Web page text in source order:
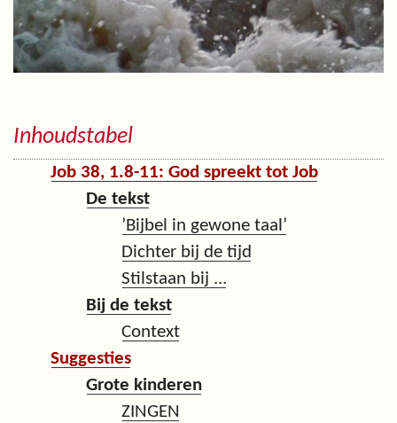
Inhoudstabel
Job 38, 1.8-11: God spreekt tot Job
De tekst
’Bijbel in gewone taal’
Dichter bij de tijd
Stilstaan bij ...
Bij de tekst
Context
Suggesties
Grote kinderen
ZINGEN